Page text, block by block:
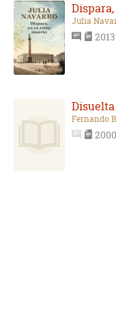
Julia
2013
Fernando
2000